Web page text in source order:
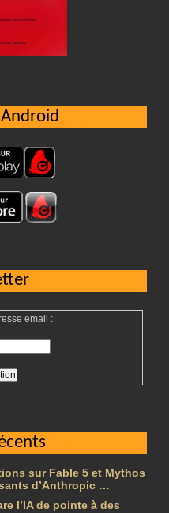
email :
sur Fable 5 et Mythos
d’Anthropic …
l’IA de pointe à des